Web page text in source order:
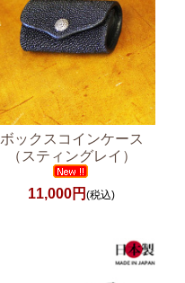
ボックスコインケース
（スティングレイ）
11,000円(税込)